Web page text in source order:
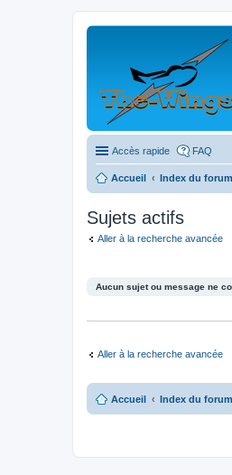
Accès rapide FAQ
Accueil Index du forum
Sujets actifs
Aller à la recherche avancée
Aucun sujet ou message ne
Aller à la recherche avancée
Accueil Index du forum